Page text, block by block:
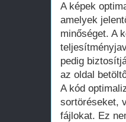
A képek
amelyek
minőséget. A
pedig
az oldal
A kód
sortöréseket,
fájlokat. Ez